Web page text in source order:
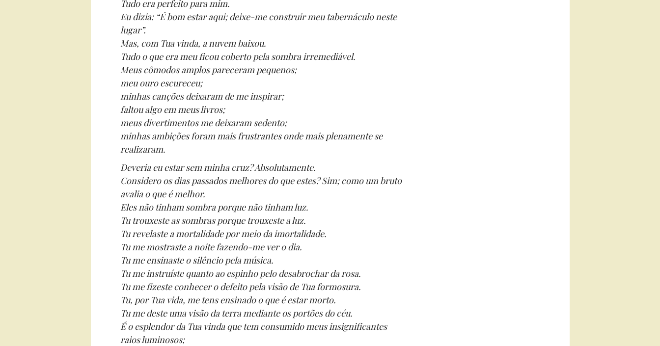
Tudo era perfeito para mim.
Eu dizia: “É bom estar aqui; deixe-me construir meu tabernáculo neste
lugar”.
Mas, com Tua vinda, a nuvem baixou.
Tudo o que era meu ficou coberto pela sombra irremediável.
Meus cômodos amplos pareceram pequenos;
meu ouro escureceu;
minhas canções deixaram de me inspirar;
faltou algo em meus livros;
meus divertimentos me deixaram sedento;
minhas ambições foram mais frustrantes onde mais plenamente se
realizaram.
Deveria eu estar sem minha cruz? Absolutamente.
Considero os dias passados melhores do que estes? Sim; como um bruto
avalia o que é melhor.
Eles não tinham sombra porque não tinham luz.
Tu trouxeste as sombras porque trouxeste a luz.
Tu revelaste a mortalidade por meio da imortalidade.
Tu me mostraste a noite fazendo-me ver o dia.
Tu me ensinaste o silêncio pela música.
Tu me instruíste quanto ao espinho pelo desabrochar da rosa.
Tu me fizeste conhecer o defeito pela visão de Tua formosura.
Tu, por Tua vida, me tens ensinado o que é estar morto.
Tu me deste uma visão da terra mediante os portões do céu.
É o esplendor da Tua vinda que tem consumido meus insignificantes
raios luminosos;